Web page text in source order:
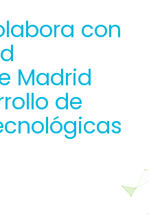
con
Madrid
de